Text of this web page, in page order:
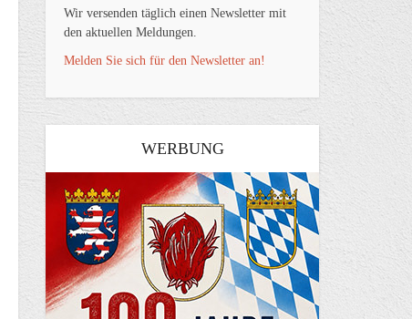
Wir versenden täglich einen Newsletter mit
den aktuellen Meldungen.
Melden Sie sich für den Newsletter an!
WERBUNG